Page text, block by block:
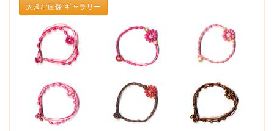
大きな画像:ギャラリー